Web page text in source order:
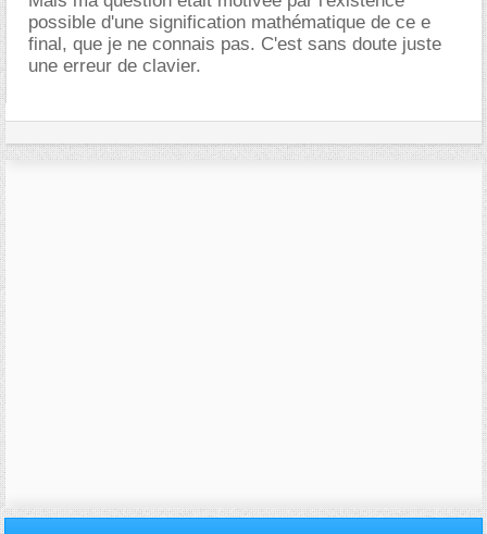
possible d'une signification mathématique de ce e
final, que je ne connais pas. C'est sans doute juste
une erreur de clavier.